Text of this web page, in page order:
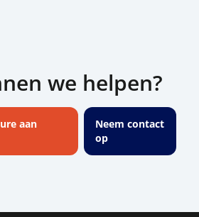
we helpen?
aan
Neem contact
op